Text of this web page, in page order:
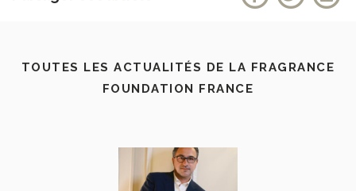
TOUTES LES ACTUALITÉS DE LA FRAGRANCE
FOUNDATION FRANCE